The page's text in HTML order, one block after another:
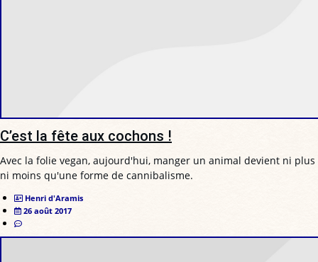
C’est la fête aux cochons !
Avec la folie vegan, aujourd'hui, manger un animal devient ni plus
ni moins qu'une forme de cannibalisme.
Henri d'Aramis
26 août 2017